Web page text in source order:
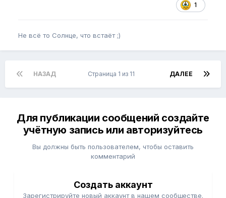
1
Не всё то Солнце, что встаёт ;)
НАЗАД ДАЛЕЕ
Страница 1 из 11
Для публикации сообщений создайте
учётную запись или авторизуйтесь
Вы должны быть пользователем, чтобы оставить
комментарий
Создать аккаунт
Зарегистрируйте новый аккаунт в нашем сообществе.